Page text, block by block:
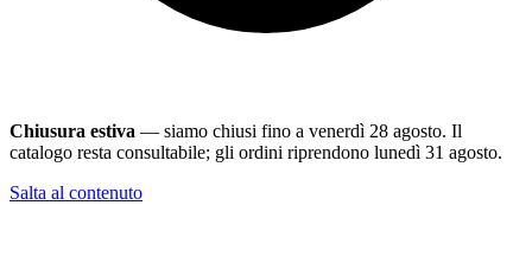
Chiusura estiva — siamo chiusi fino a venerdì 28 agosto. Il
catalogo resta consultabile; gli ordini riprendono lunedì 31 agosto.
Salta al contenuto